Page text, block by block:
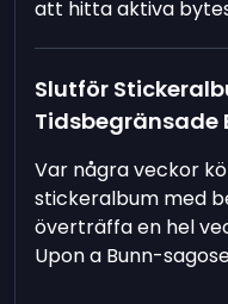
att hitta aktiva
Slutför
Tidsbegränsade
Var några veckor
stickeralbum med
överträffa en hel
Upon a Bunn-